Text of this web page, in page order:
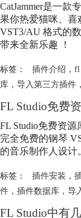
CatJammer是一款
果你热爱猫咪、喜
VST3/AU 格式的
带来全新乐趣 ！
标签： 插件介绍 ， fl
库 ， 导入第三方插件 ，
FL Studio免费
FL Studio免费资源
完全免费的钢琴
的音乐制作人设计
标签： 插件安装 ，
件 ， 插件数据库 ， 导
FL Studio中有